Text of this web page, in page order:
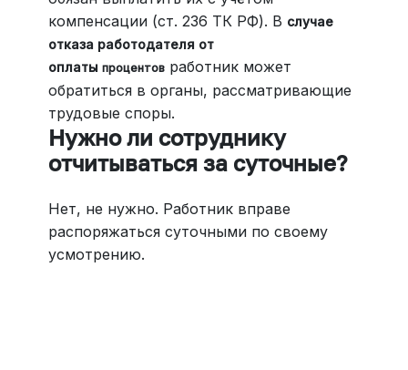
компенсации (ст. 236 ТК РФ). В случае
отказа работодателя от
оплаты процентовработник может
обратиться в органы, рассматривающие
трудовые споры.
Нужно ли сотруднику
отчитываться за суточные?
Нет, не нужно. Работник вправе
распоряжаться суточными по своему
усмотрению.